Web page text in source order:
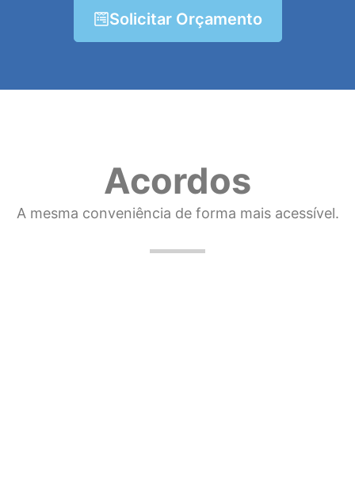
Solicitar Orçamento
Acordos
A mesma conveniência de forma mais acessível.